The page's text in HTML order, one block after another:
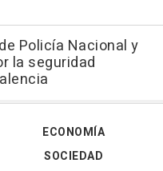
Policía Nacional y
la seguridad
ECONOMÍA
SOCIEDAD